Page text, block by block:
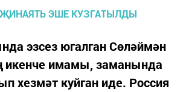
эзсез югалган Сөләймән
икенче имамы, заманында
хезмәт куйган иде. Россия